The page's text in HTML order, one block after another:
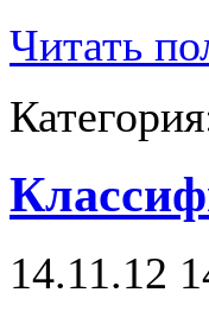
Читать
14.11.12